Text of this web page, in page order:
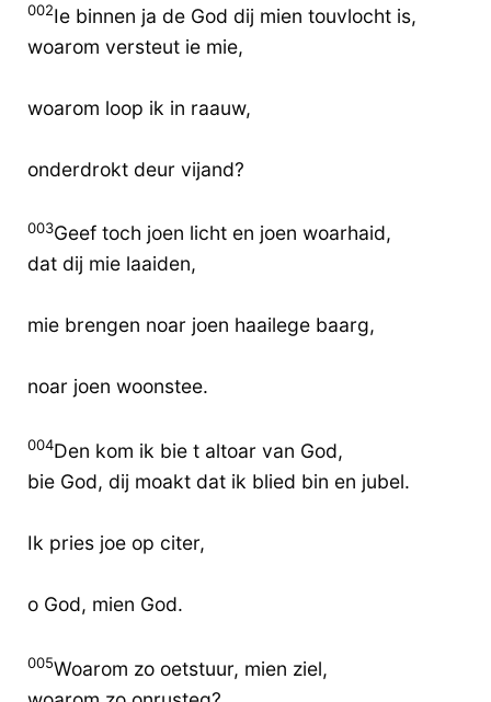
002Ie binnen ja de God dij mien touvlocht is,
woarom versteut ie mie,
woarom loop ik in raauw,
onderdrokt deur vijand?
003Geef toch joen licht en joen woarhaid,
dat dij mie laaiden,
mie brengen noar joen haailege baarg,
noar joen woonstee.
004Den kom ik bie t altoar van God,
bie God, dij moakt dat ik blied bin en jubel.
Ik pries joe op citer,
o God, mien God.
005Woarom zo oetstuur, mien ziel,